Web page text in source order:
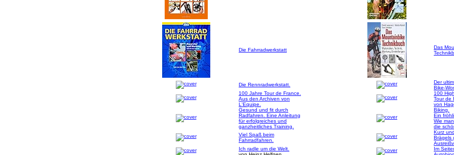
Die Fahrradwerkstatt
Das
Die Rennradwerkstatt.
Der
Bike-
100 Jahre Tour de France.
Aus den Archiven von
L'Equipe.
100
Tour de
von
Gesund und fit durch
Radfahren. Eine Anleitung
für erfolgreiches und
ganzheitliches Training.
Biking.
Ein
Wie
die
Viel Spaß beim
Fahrradfahren.
Kurz
Brägels
Ich radle um die Welt.
Im